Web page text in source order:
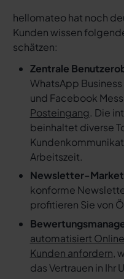
hellomateo hat noch
Kunden wissen
schätzen:
Zentrale
WhatsApp Business
und Facebook
Posteingang. Die
beinhaltet diverse
Arbeitszeit.
Newsletter-
konforme
profitieren Sie von
automatisiert
Kunden anfordern,
das Vertrauen in Ihr